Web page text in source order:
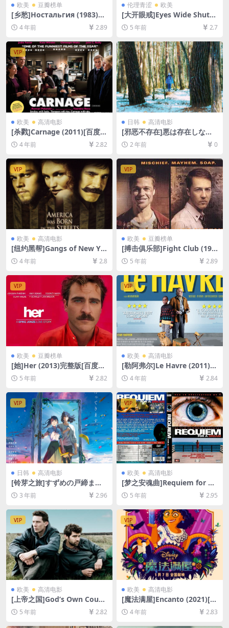
欧美 豆瓣榜单
[乡愁]Ностальгия (1983)
[百度网盘+夸克网盘+迅雷云
盘资源1080P超清未删减][MP
4/8GB][中文字幕]
4 年前 2.89
伦理青涩 欧美
[大开眼戒]Eyes Wide Shut
(1999)[百度网盘+迅雷云盘资
源1080P超清未删减][MP4/8.
4GB][中英字幕]【视频文件
+防和谐压缩包（含解压密
码）】
5 年前 2.7
VIP
欧美 高清电影
[杀戮]Carnage (2011)[百度网
盘+迅雷云盘资源1080P超清
未删减][MP4/4.7GB][中英字
4 年前 2.82
日韩 高清电影
[邪恶不存在]悪は存在しない
(2023)[百度网盘+夸克网盘10
80P超清未删减资源][网盘在
文字幕]
2 年前 0
VIP
欧美 高清电影
[纽约黑帮]Gangs of New Yo
rk (2002)[百度网盘+迅雷云盘
资源1080P超清未删减][MP4/
10GB][中英字幕]
4 年前 2.8
VIP
欧美 豆瓣榜单
[搏击俱乐部]Fight Club (199
9)[百度网盘+夸克网盘+迅雷云
盘资源1080P超清未删减][MP
4/8.9GB][中英字幕]
5 年前 2.89
VIP
欧美 豆瓣榜单
[她]Her (2013)完整版[百度网
盘+迅雷云盘资源1080P超清
未删减][MP4/7.6GB][中英字
幕]
5 年前 2.82
VIP
欧美 高清电影
[勒阿弗尔]Le Havre (2011)
[百度网盘+迅雷云盘资源1080
P超清未删减][MP4/6GB][中
文字幕]
4 年前 2.84
VIP
日韩 高清电影
[铃芽之旅]すずめの戸締まり
(2022)[百度网盘+迅雷云盘资
源1080P超清未删减][MP4/7
3 年前 2.96
VIP
欧美 高清电影
[梦之安魂曲]Requiem for a
Dream (2000)[百度网盘+夸
克网盘+迅雷云盘资源1080P
字幕]
5 年前 2.95
VIP
欧美 高清电影
[上帝之国]God’s Own Count
ry (2017)[百度网盘+迅雷云盘
资源1080P超清未删减][MP4/
5.9GB][中英字幕]【视频文件
5 年前 2.82
VIP
欧美 高清电影
[魔法满屋]Encanto (2021)[百
度网盘+迅雷云盘资源1080P
超清未删减][MP4/6.4GB][中
英字幕]
4 年前 2.83